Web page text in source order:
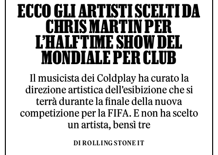
ECCO GLI ARTISTI SCELTI DA
CHRIS MARTIN PER
L’HALFTIME SHOW DEL
MONDIALE PER CLUB
Il musicista dei Coldplay ha curato la
direzione artistica dell'esibizione che si
terrà durante la finale della nuova
competizione per la FIFA. E non ha scelto
un artista, bensì tre
DI ROLLING STONE IT